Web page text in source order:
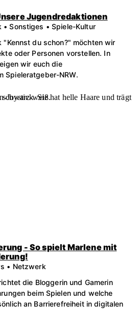
Jugendredaktionen
Sonstiges • Spiele-Kultur
"Kennst du schon?" möchten wir
oder Personen vorstellen. In
wir euch die
Spieleratgeber-NRW.
- So spielt Marlene mit
• Netzwerk
die Bloggerin und Gamerin
beim Spielen und welche
an Barrierefreiheit in digitalen